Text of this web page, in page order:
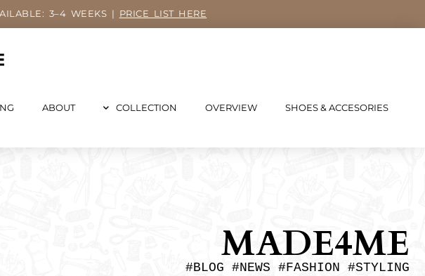
3–4 WEEKS | PRICE LIST HERE
SHOES & ACCESORIES
OVERVIEW
COLLECTION
ABOUT
MADE4ME
#BLOG #NEWS #FASHION #STYLING